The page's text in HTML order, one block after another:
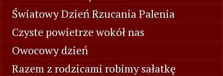
Światowy Dzień Rzucania Palenia
Czyste powietrze wokół nas
Owocowy dzień
Razem z rodzicami robimy sałatkę